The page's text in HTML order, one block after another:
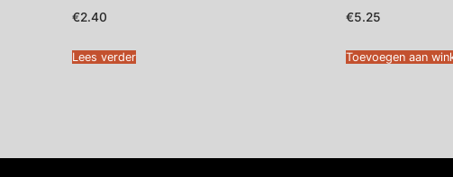
€2.40
Lees verder
€5.25
Toevoegen aan